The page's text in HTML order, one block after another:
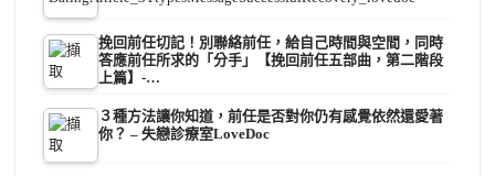
挽回前任切記！別聯絡前任，給自己時間與空間，同時
答應前任所求的「分手」【挽回前任五部曲，第二階段
上篇】-…
３種方法讓你知道，前任是否對你仍有感覺依然還愛著
你？ – 失戀診療室LoveDoc